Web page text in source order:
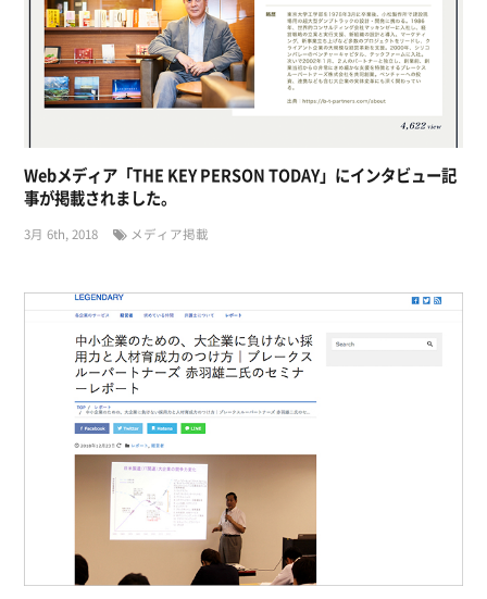
Webメディア「THE KEY PERSON TODAY」にインタビュー記
事が掲載されました。
3月 6th, 2018 メディア掲載